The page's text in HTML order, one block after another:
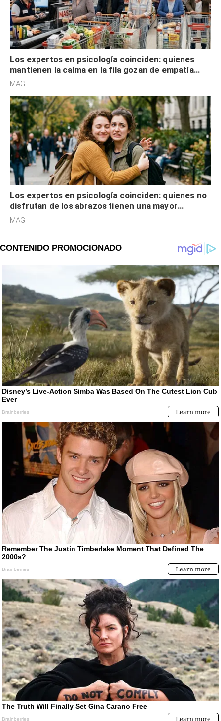
Los expertos en psicología coinciden: quienes
mantienen la calma en la fila gozan de empatía
cognitiva, gratitud y no solo tienen autocontrol
MAG.
Los expertos en psicología coinciden: quienes no
disfrutan de los abrazos tienen una mayor
sensibilidad a los estímulos físicos y no es por
MAG.